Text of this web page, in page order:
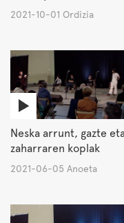
2021-10-01 Ordizia
Neska arrunt, gazte
zaharraren koplak
2021-06-05 Anoeta